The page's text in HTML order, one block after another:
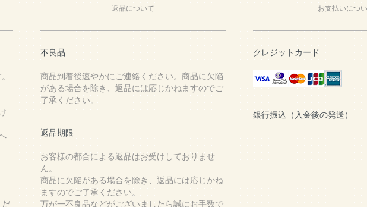
返品について
不良品
商品到着後速やかにご連絡ください。商品に欠陥
がある場合を除き、返品には応じかねますのでご
了承ください。
返品期限
お客様の都合による返品はお受けしておりませ
ん。
商品に欠陥がある場合を除き、返品には応じかね
ますのでご了承ください。
万が一不良品などがございましたら誠にお手数で
お支払いにつ
クレジットカード
銀行振込（入金後の発送）